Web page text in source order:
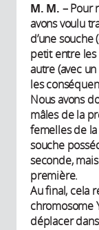
M. M. – Pour
avons voulu
d’une
petit entre les
autre (avec
les
Nous avons
mâles de la
femelles de
souche
seconde,
première.
Au final, cela
chromosome
déplacer dans